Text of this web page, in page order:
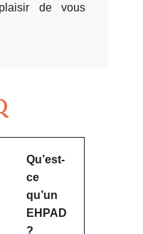
de vous
Qu’est-
ce
qu’un
EHPAD
?